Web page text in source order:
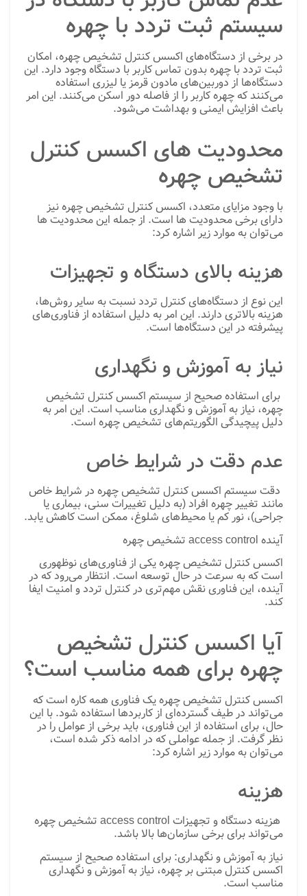
سیستم ثبت تردد با چهره
در برخی از دستگاه‌های اکسس کنترل تشخیص چهره، امکان
ثبت تردد با چهره بدون تماس کاربر با دستگاه وجود دارد. این
دستگاه‌ها از دوربین‌های مادون قرمز یا لیزری استفاده
می‌کنند که چهره کاربر را از فاصله دور اسکن می‌کنند. این امر
باعث افزایش ایمنی و بهداشت می‌شود.
محدودیت های اکسس کنترل
تشخیص چهره
با وجود مزایای متعدد، اکسس کنترل تشخیص چهره نیز
دارای برخی محدودیت ها است. از جمله این محدودیت ها
می‌توان به موارد زیر اشاره کرد:
هزینه بالای دستگاه و تجهیزات
این نوع از دستگاه‌های کنترل تردد نسبت به سایر روش‌ها،
هزینه بالاتری دارند. این امر به دلیل استفاده از فناوری‌های
پیشرفته در این دستگاه‌ها است.
نیاز به آموزش و نگهداری
برای استفاده صحیح از سیستم اکسس کنترل تشخیص
چهره، نیاز به آموزش و نگهداری مناسب است. این امر به
دلیل پیچیدگی الگوریتم‌های تشخیص چهره است.
عدم دقت در شرایط خاص
دقت سیستم اکسس کنترل تشخیص چهره در شرایط خاص
مانند تغییر چهره افراد (به دلیل تغییرات سنی، بیماری یا
جراحی)، نور کم یا محیط‌های شلوغ، ممکن است کاهش یابد.
آینده access control تشخیص چهره
اکسس کنترل تشخیص چهره یکی از فناوری‌های نوظهوری
است که به سرعت در حال توسعه است. انتظار می‌رود که در
آینده، این فناوری نقش مهم‌تری در کنترل تردد و امنیت ایفا
کند.
آیا اکسس کنترل تشخیص
چهره برای همه مناسب است؟
اکسس کنترل تشخیص چهره یک فناوری همه کاره است که
می‌تواند در طیف گسترده‌ای از کاربردها استفاده شود. با این
حال، برای استفاده از این فناوری، باید برخی از عوامل را در
نظر گرفت. از جمله عواملی که در ادامه ذکر شده است،
می‌توان به موارد زیر اشاره کرد:
هزینه
هزینه دستگاه و تجهیزات access control تشخیص چهره
می‌تواند برای برخی سازمان‌ها بالا باشد.
نیاز به آموزش و نگهداری: برای استفاده صحیح از سیستم
اکسس کنترل مبتنی بر چهره، نیاز به آموزش و نگهداری
مناسب است.